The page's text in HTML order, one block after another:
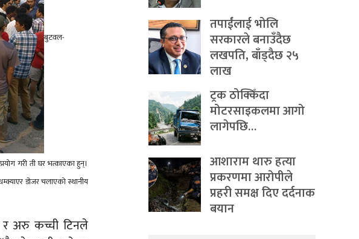
बुटवल-
गरी ती घर भत्काएका हुन्।
डोजर चलाएको स्थानीय
र अरु कच्ची टिनले
तपाईंलाई भोलि
सरकारले बनाउँदैछ
लखपति, बाँड्दैछ २५
लाख
ट्रक ठोक्किँदा
मोटरसाइकलमा आगो
लागेपछि…
आशाराम थारु हत्या
प्रकरणमा आरोपीले
प्रहरी समक्ष दिए दर्दनाक
बयान